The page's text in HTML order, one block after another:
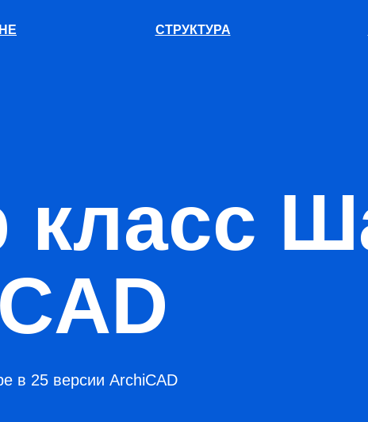
СТРУКТУРА
класс
в 25 версии ArchiCAD